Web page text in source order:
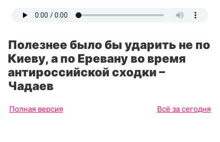
Полезнее было бы ударить не по
Киеву, а по Еревану во время
антироссийской сходки –
Чадаев
Полная версия Всё за сегодня